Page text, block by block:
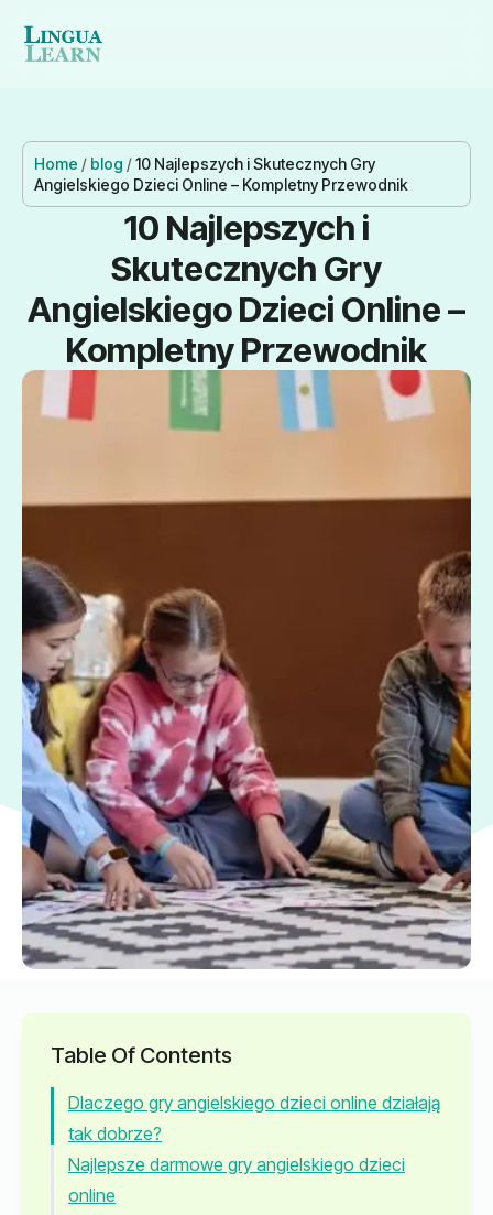
Home / blog /10 Najlepszych i Skutecznych Gry
Angielskiego Dzieci Online – Kompletny Przewodnik
10 Najlepszych i
Skutecznych Gry
Angielskiego Dzieci Online –
Kompletny Przewodnik
Table Of Contents
Dlaczego gry angielskiego dzieci online działają
tak dobrze?
Najlepsze darmowe gry angielskiego dzieci
online